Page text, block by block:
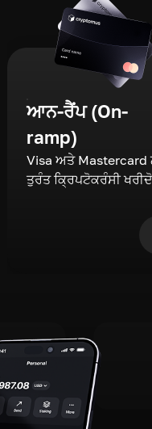
ਆਨ-ਰੈਂਪ (On-
ramp)
Visa ਅਤੇ Mastercard
ਤੁਰੰਤ ਕ੍ਰਿਪਟੋਕਰੰਸੀ ਖਰੀਦੋ